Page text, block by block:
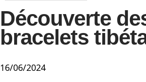
Découverte
bracelets
16/06/2024